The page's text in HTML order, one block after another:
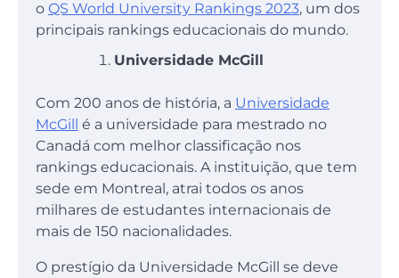
o QS World University Rankings 2023, um dos
principais rankings educacionais do mundo.
Universidade McGill
Com 200 anos de história, a Universidade
McGill é a universidade para mestrado no
Canadá com melhor classificação nos
rankings educacionais. A instituição, que tem
sede em Montreal, atrai todos os anos
milhares de estudantes internacionais de
mais de 150 nacionalidades.
O prestígio da Universidade McGill se deve